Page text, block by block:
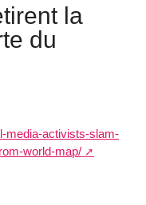
la
du
media-activists-slam-
world-map/